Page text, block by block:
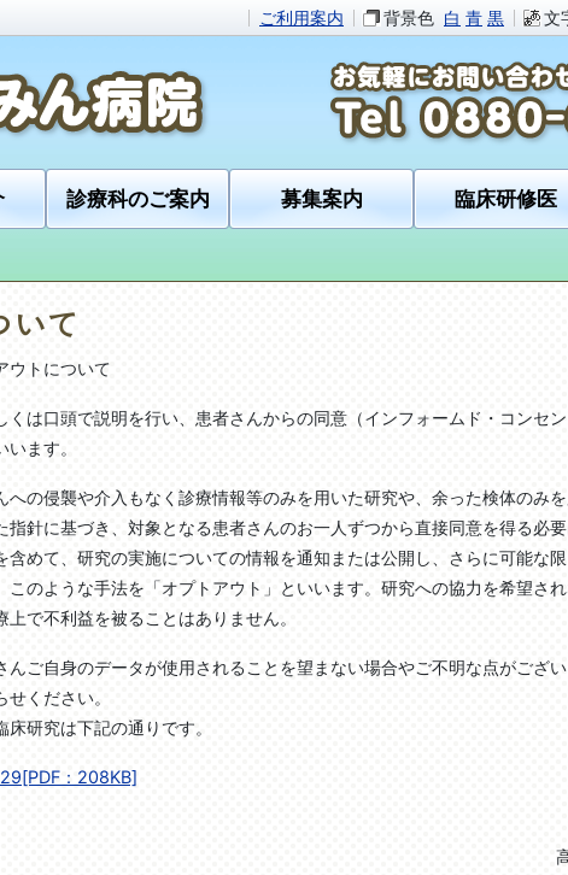
ご利用案内 背景色 白 青 黒 文
診療科のご案内 募集案内 臨床研修医
いて
ウトについて
は口頭で説明を行い、患者さんからの同意（インフォームド・コンセン
ます。
への侵襲や介入もなく診療情報等のみを用いた研究や、余った検体のみ
指針に基づき、対象となる患者さんのお一人ずつから直接同意を得る必
含めて、研究の実施についての情報を通知または公開し、さらに可能な
このような手法を「オプトアウト」といいます。研究への協力を希望さ
で不利益を被ることはありません。
んご自身のデータが使用されることを望まない場合やご不明な点がござ
ください。
研究は下記の通りです。
：208KB]